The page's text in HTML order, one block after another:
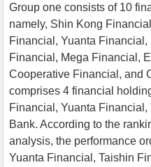
Group one consists of 10
namely, Shin Kong
Financial, Yuanta
Financial, Mega Financial,
Cooperative Financial, and
comprises 4 financial
Financial, Yuanta Financial,
Bank. According to the
analysis, the performance
Yuanta Financial, Taishin